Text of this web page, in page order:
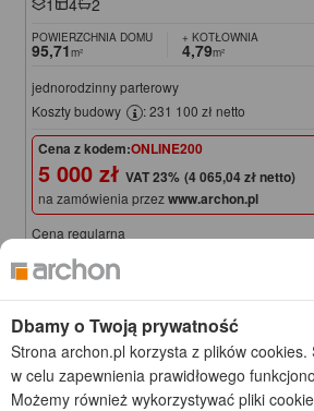
1 4 2
POWIERZCHNIA DOMU
95,71m²
+ KOTŁOWNIA
4,79m²
jednorodzinny parterowy
Koszty budowy
: 231 100 zł netto
Cena z kodem:ONLINE200
5 000 zł (4 065,04 zł netto)
na zamówienia przezwww.archon.pl
Cena regularna
Dbamy o Twoją prywatność
Strona archon.pl korzysta z plików
w celu zapewnienia prawidłowego
Możemy również wykorzystywać pliki